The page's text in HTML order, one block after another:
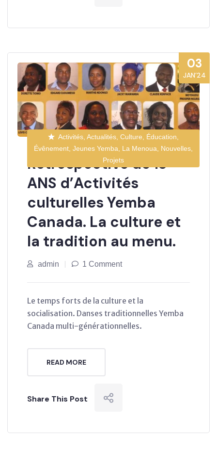
03
JAN’24
Activités, Actualités, Culture, Éducation,
Évênement, Jeunes Yemba, La Menoua, Nouvelles,
Projets
Retrospective de 13
ANS d’Activités
culturelles Yemba
Canada. La culture et
la tradition au menu.
admin 1 Comment
Le temps forts de la culture et la
socialisation. Danses traditionnelles Yemba
Canada multi-générationnelles.
READ MORE
Share This Post